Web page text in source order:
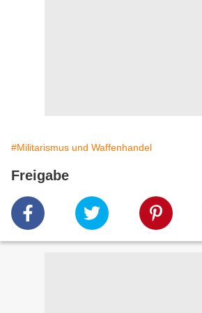
#Militarismus und Waffenhandel
Freigabe